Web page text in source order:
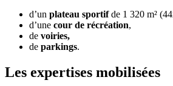
d’un plateau sportifde 1 320 m²
d’une cour de récréation,
de voiries,
de parkings.
Les expertises mobilisées